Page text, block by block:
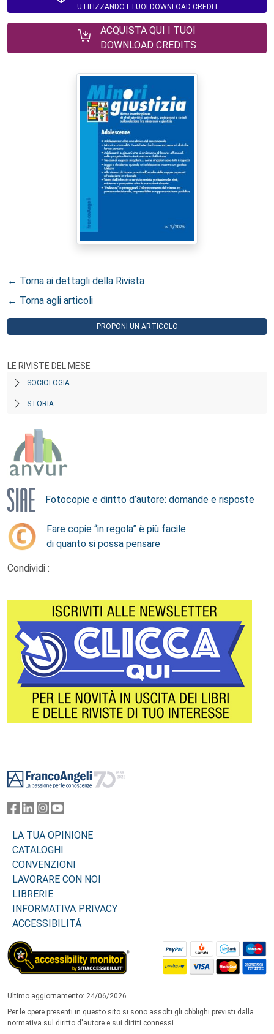
UTILIZZANDO I TUOI DOWNLOAD CREDIT
ACQUISTA QUI I TUOI
DOWNLOAD CREDITS
← Torna ai dettagli della Rivista
← Torna agli articoli
PROPONI UN ARTICOLO
LE RIVISTE DEL MESE
SOCIOLOGIA
STORIA
Fotocopie e diritto d’autore: domande e risposte
Fare copie “in regola” è più facile
di quanto si possa pensare
Condividi :
LA TUA OPINIONE
CATALOGHI
CONVENZIONI
LAVORARE CON NOI
LIBRERIE
INFORMATIVA PRIVACY
ACCESSIBILITÁ
Ultimo aggiornamento: 24/06/2026
Per le opere presenti in questo sito si sono assolti gli obblighi previsti dalla
normativa sul diritto d'autore e sui diritti connessi.